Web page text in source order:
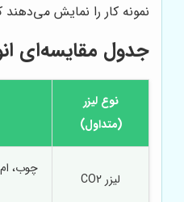
نمونه کار را نمایش
جدول مقایسه‌ای
نوع لیزر
(متداول)
لیزر CO2
چوب،